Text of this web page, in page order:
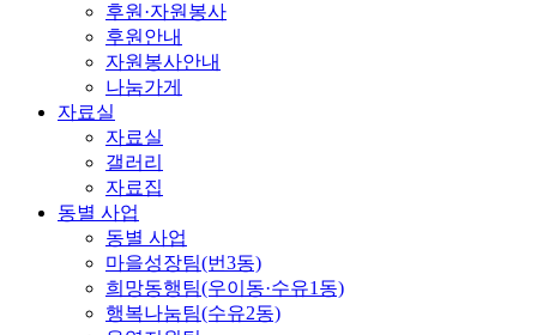
후원·자원봉사
후원안내
자원봉사안내
나눔가게
자료실
자료실
갤러리
자료집
동별 사업
동별 사업
마을성장팀(번3동)
희망동행팀(우이동·수유1동)
행복나눔팀(수유2동)